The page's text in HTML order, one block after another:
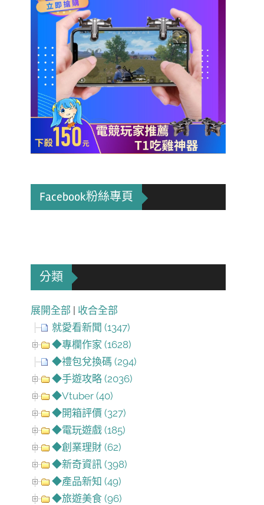
Facebook粉絲專頁
分類
展開全部 | 收合全部
就愛看新聞 (1347)
◆專欄作家 (1628)
◆禮包兌換碼 (294)
◆手遊攻略 (2036)
◆Vtuber (40)
◆開箱評價 (327)
◆電玩遊戲 (185)
◆創業理財 (62)
◆新奇資訊 (398)
◆產品新知 (49)
◆旅遊美食 (96)